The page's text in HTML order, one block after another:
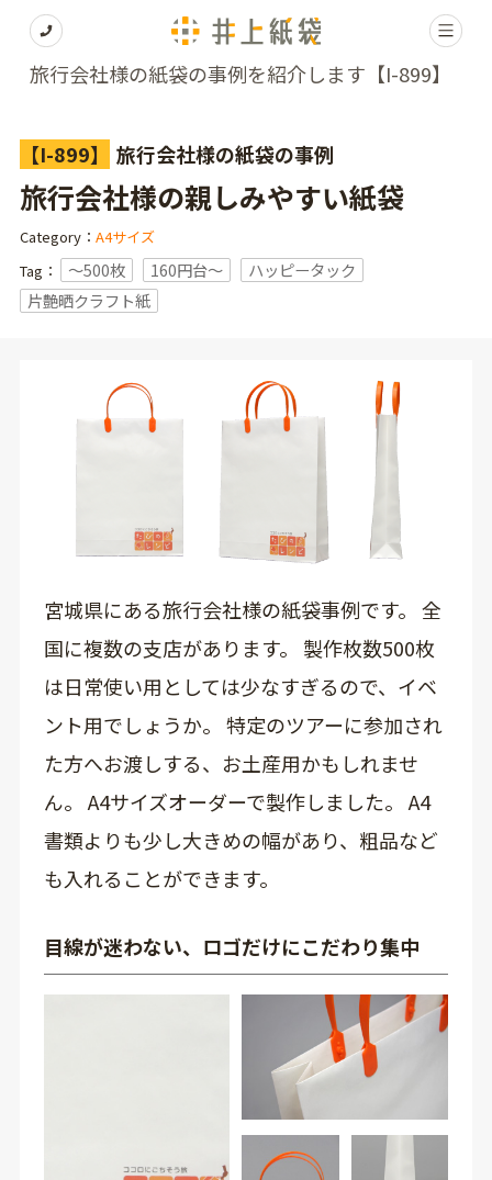
旅行会社様の紙袋の事例を紹介します【I-899】
【I-899】 旅行会社様の紙袋の事例
旅行会社様の親しみやすい紙袋
Category： A4サイズ
Tag：
〜500枚 160円台〜
ハッピータック
片艶晒クラフト紙
宮城県にある旅行会社様の紙袋事例です。 全
国に複数の支店があります。 製作枚数500枚
は日常使い用としては少なすぎるので、イベ
ント用でしょうか。 特定のツアーに参加され
た方へお渡しする、お土産用かもしれませ
ん。 A4サイズオーダーで製作しました。 A4
書類よりも少し大きめの幅があり、粗品など
も入れることができます。
目線が迷わない、ロゴだけにこだわり集中